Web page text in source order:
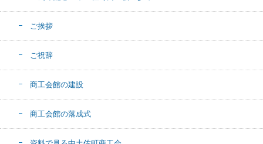
ご挨拶
ご祝辞
商工会館の建設
商工会館の落成式